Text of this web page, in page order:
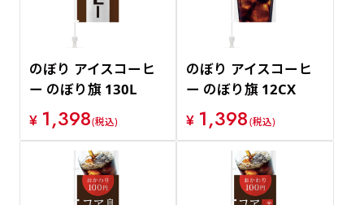
のぼり アイスコーヒ
ー のぼり旗 130L
¥ 1,398(税込)
のぼり アイスコーヒ
ー のぼり旗 12CX
¥ 1,398(税込)